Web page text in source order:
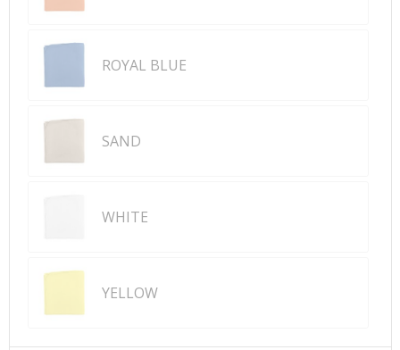
ROYAL BLUE
SAND
WHITE
YELLOW